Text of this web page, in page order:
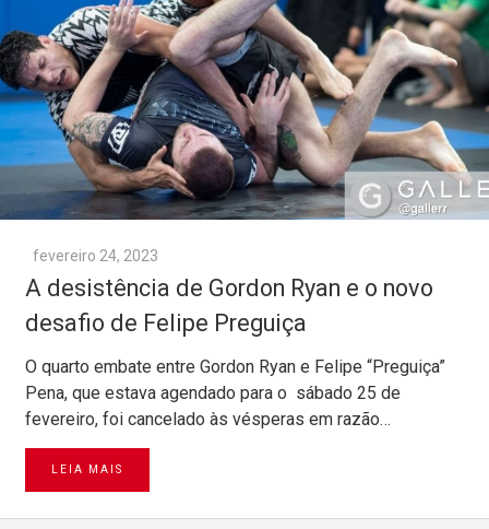
fevereiro 24, 2023
A desistência de Gordon Ryan e o novo
desafio de Felipe Preguiça
O quarto embate entre Gordon Ryan e Felipe “Preguiça”
Pena, que estava agendado para o sábado 25 de
fevereiro, foi cancelado às vésperas em razão…
LEIA MAIS